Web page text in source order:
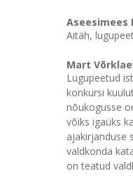
Aseesimees
Aitäh,
Mart
Lugupeetud
konkursi
nõukogusse
võiks igaüks
ajakirjanduse
valdkonda
on teatud